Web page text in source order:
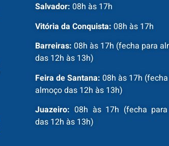
Salvador: 08h às 17h
Vitória da Conquista: 08h às 17h
Barreiras: 08h às 17h (fecha para
das 12h às 13h)
Feira de Santana: 08h às 17h
almoço das 12h às 13h)
Juazeiro: 08h às 17h (fecha
das 12h às 13h)